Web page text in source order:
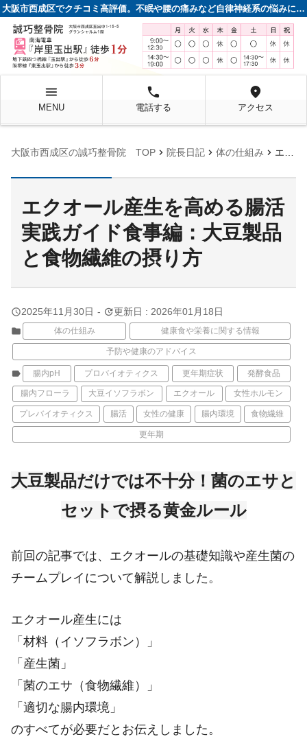
大阪市西成区でクチコミ高評価。不眠や腰の痛みなど自律神経系の悩みに強い整骨院
menu
MENU
local_phone
電話する
location_on
アクセス
大阪市西成区の誠巧整骨院 TOP chevron_right 院長日記 chevron_right 体の仕組み chevron_right エクオール産生を高める腸活実践ガイド食事編：大豆製品と食物繊維の摂り方
エクオール産生を高める腸活
実践ガイド食事編：大豆製品
と食物繊維の摂り方
query_builder2025年11月30日 - update更新日 : 2026年01月18日
folder
体の仕組み 健康食や栄養に関する情報
予防や健康のアドバイス
label 腸内pH プロバイオティクス 更年期症状 発酵食品
腸内フローラ 大豆イソフラボン エクオール 女性ホルモン
プレバイオティクス 腸活 女性の健康 腸内環境 食物繊維
更年期
大豆製品だけでは不十分！菌のエサと
セットで摂る黄金ルール
前回の記事では、エクオールの基礎知識や産生菌の
チームプレイについて解説しました。
エクオール産生には
「材料（イソフラボン）」
「産生菌」
「菌のエサ（食物繊維）」
「適切な腸内環境」
のすべてが必要だとお伝えしました。